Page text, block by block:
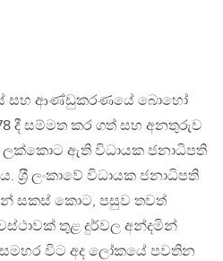
සහ ආණ්ඩුකරණයේ බොහෝ
දී සම්මත කර ගත් සහ අනතුරුව
ලක්කොට ඇති විධායක ජනාධිපති
ශ‍්‍රී ලංකාවේ විධායක ජනාධිපති
සකස් කොට, පසුව තවත්
තුළ දුර්වල අන්දමින්
විට අද ලෝකයේ පවතින